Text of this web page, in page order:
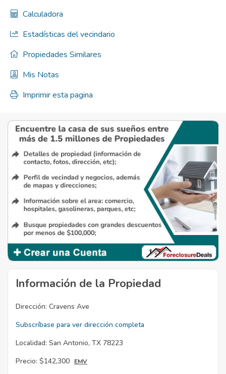
Calculadora
Estadísticas del vecindario
Propiedades Similares
Mis Notas
Imprimir esta pagina
Información de la Propiedad
Dirección: Cravens Ave
Subscríbase para ver dirección completa
Localidad: San Antonio, TX 78223
Precio: $142,300 EMV